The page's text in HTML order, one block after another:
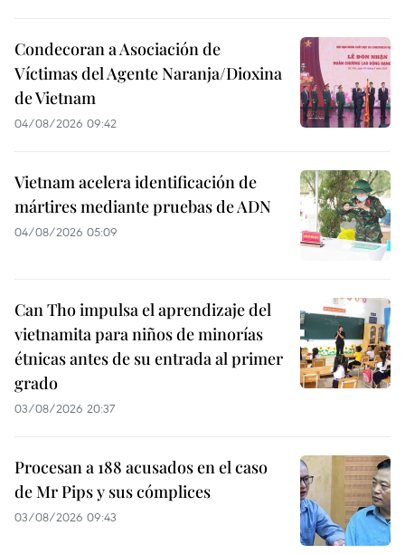
Condecoran a Asociación de
Víctimas del Agente Naranja/Dioxina
de Vietnam
04/08/2026 09:42
Vietnam acelera identificación de
mártires mediante pruebas de ADN
04/08/2026 05:09
Can Tho impulsa el aprendizaje del
vietnamita para niños de minorías
étnicas antes de su entrada al primer
grado
03/08/2026 20:37
Procesan a 188 acusados en el caso
de Mr Pips y sus cómplices
03/08/2026 09:43